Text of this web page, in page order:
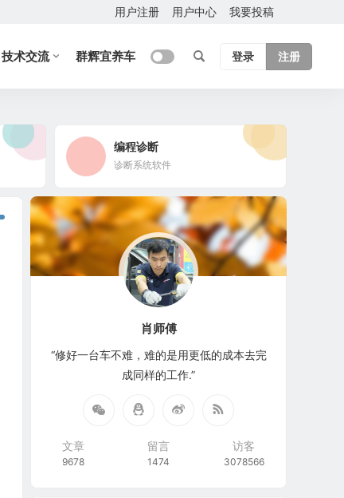
用户注册 用户中心 我要投稿
技术交流 群辉宜养车 登录 注册
编程诊断
诊断系统软件
肖师傅
“修好一台车不难，难的是用更低的成本去完
成同样的工作.”
文章
9678
留言
1474
访客
3078566